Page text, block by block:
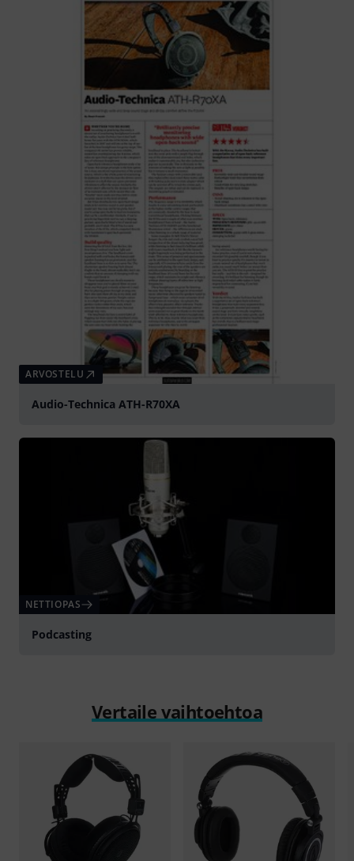
ARVOSTELU
Audio-Technica ATH-R70XA
NETTIOPAS
Podcasting
Vertaile vaihtoehtoa